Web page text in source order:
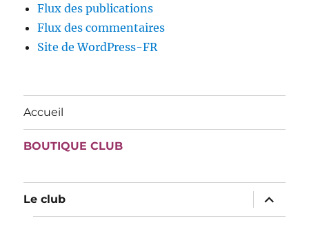
Flux des publications
Flux des commentaires
Site de WordPress-FR
Accueil
BOUTIQUE CLUB
Le club
ouvrir
le
sous-